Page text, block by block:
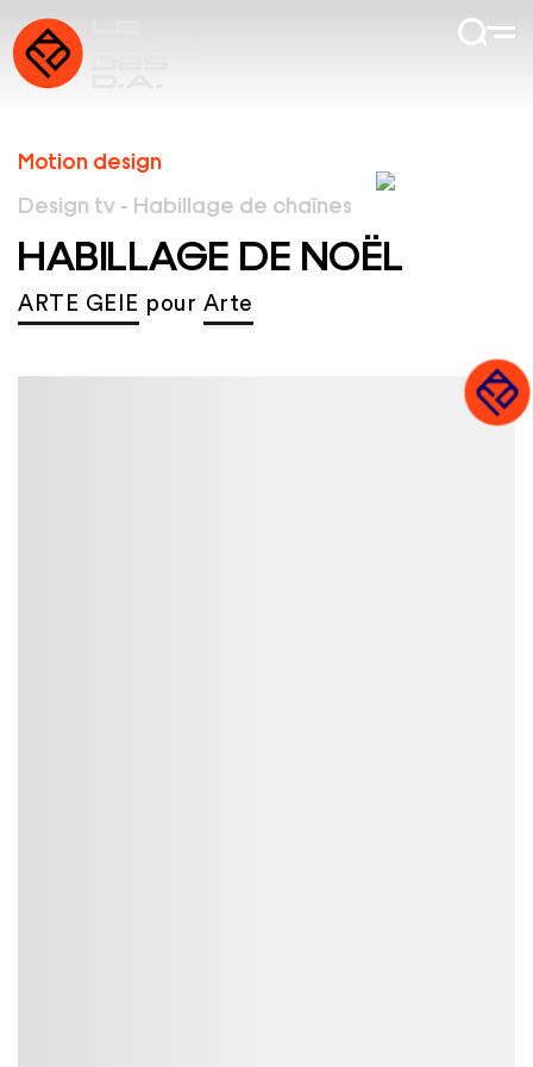
Motion design
Design tv - Habillage de chaînes
HABILLAGE DE NOËL
ARTE GEIE pour Arte